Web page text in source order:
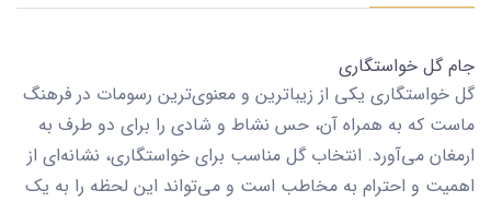
جام گل خواستگاری
گل خواستگاری یکی از زیباترین و معنوی‌ترین رسومات در فرهنگ
ماست که به همراه آن، حس نشاط و شادی را برای دو طرف به
ارمغان می‌آورد. انتخاب گل مناسب برای خواستگاری، نشانه‌ای از
اهمیت و احترام به مخاطب است و می‌تواند این لحظه را به یک